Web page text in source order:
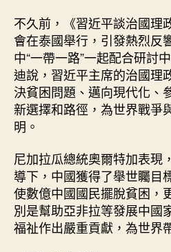
不久前，《習近平談治國理
會在泰國舉行，引發熱烈反
中“一帶一路”一起配合研討
迪說，習近平主席的治國理
決貧困問題、邁向現代化、
新選擇和路徑，為世界戰爭
明。
尼加拉瓜總統奧爾特加表現
導下，中國獲得了舉世矚目
使數億中國國民擺脫貧困，
別是幫助亞非拉等發展中國
福祉作出嚴重貢獻，為世界